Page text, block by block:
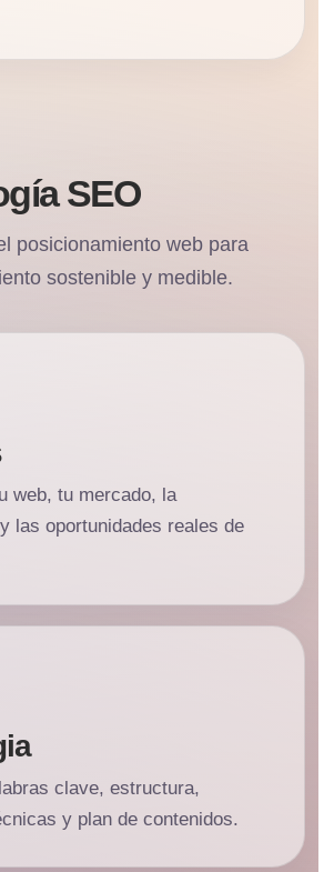
SEO
posicionamiento web para
sostenible y medible.
web, tu mercado, la
las oportunidades reales de
clave, estructura,
y plan de contenidos.